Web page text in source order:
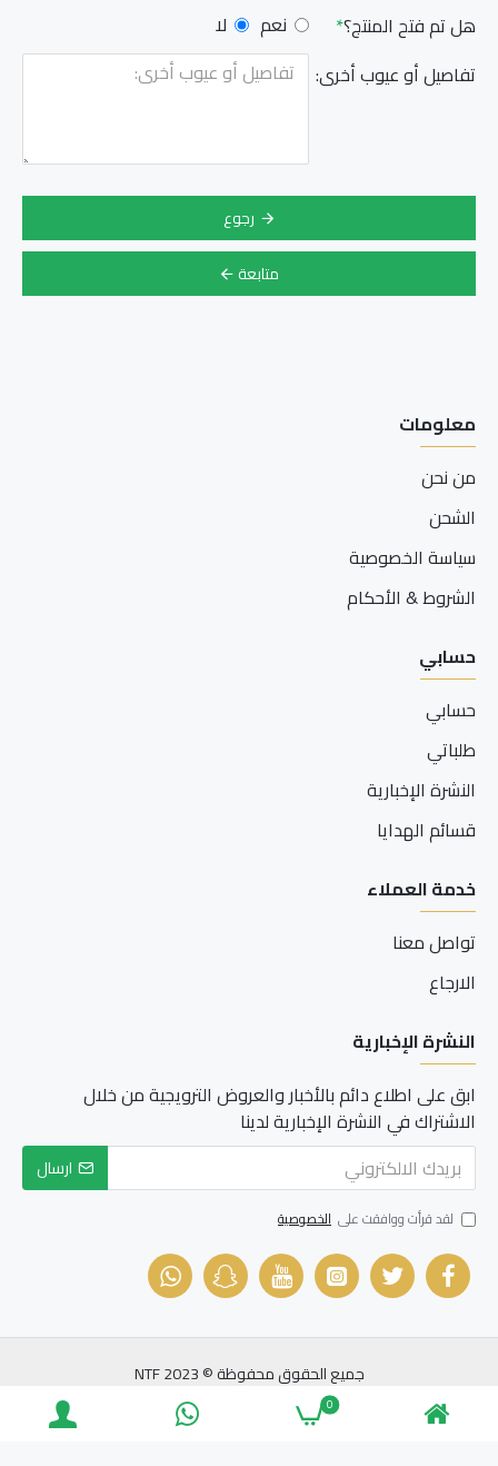
هل تم فتح المنتج؟
نعم
لا
تفاصيل أو عيوب أخرى:
رجوع
متابعة
معلومات
من نحن
الشحن
سياسة الخصوصية
الشروط & الأحكام
حسابي
حسابي
طلباتي
النشرة الإخبارية
قسائم الهدايا
خدمة العملاء
تواصل معنا
الارجاع
النشرة الإخبارية
ابق على اطلاع دائم بالأخبار والعروض الترويجية من خلال
الاشتراك في النشرة الإخبارية لدينا
ارسال
لقد قرأت ووافقت على الخصوصية
جميع الحقوق محفوظة © NTF 2023
0